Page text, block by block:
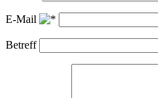
E-Mail
Betreff